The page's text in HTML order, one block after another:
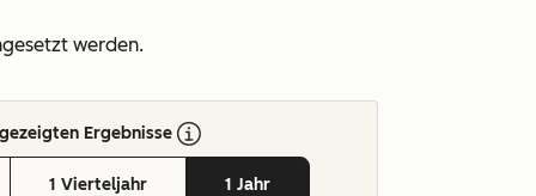
werden.
Ergebnisse
1 Vierteljahr 1 Jahr